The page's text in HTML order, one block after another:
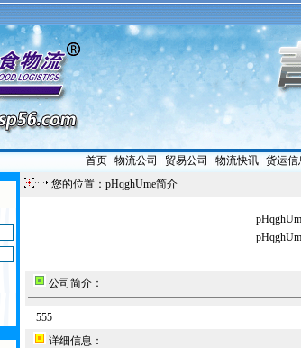
首页| 物流公司 贸易公司 物流快讯| 货运信
您的位置：pHqghUme简介
公司简介：
555
详细信息：